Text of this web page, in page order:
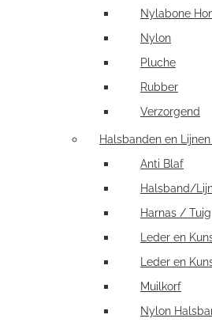
Nylabone
Nylon
Pluche
Rubber
Verzorgend
Halsbanden en Lijnen
Anti Blaf
Halsband/
Harnas / Tuig
Leder en
Leder en
Muilkorf
Nylon